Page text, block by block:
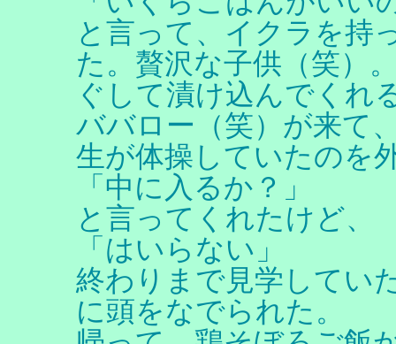
と言って、イクラを持
た。贅沢な子供（笑）
ぐして漬け込んでくれ
ババロー（笑）が来て
生が体操していたのを
「中に入るか？」
と言ってくれたけど、
「はいらない」
終わりまで見学してい
に頭をなでられた。